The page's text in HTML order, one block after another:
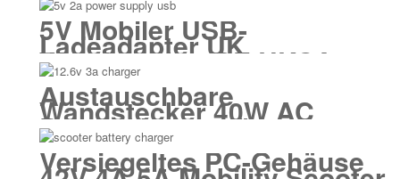
5V Mobiler USB-
Ladeadapter UK
Wandstecker CE UKCA
Austauschbare
Wandstecker 40W AC
Batterieladegeräte
Versiegeltes PC-Gehäuse